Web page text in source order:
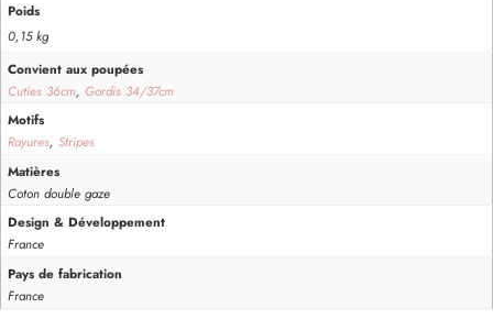
Poids
0,15 kg
Convient aux poupées
Cuties 36cm, Gordis 34/37cm
Motifs
Rayures, Stripes
Matières
Coton double gaze
Design & Développement
France
Pays de fabrication
France